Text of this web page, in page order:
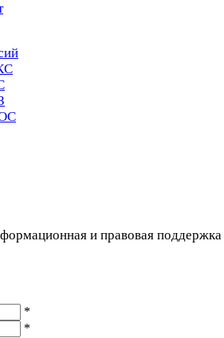
и правовая поддержка
*
*